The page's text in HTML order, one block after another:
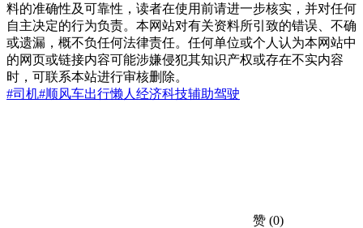
料的准确性及可靠性，读者在使用前请进一步核实，并对任何
自主决定的行为负责。本网站对有关资料所引致的错误、不确
或遗漏，概不负任何法律责任。任何单位或个人认为本网站中
的网页或链接内容可能涉嫌侵犯其知识产权或存在不实内容
时，可联系本站进行审核删除。
#司机#顺风车出行懒人经济科技辅助驾驶
赞 (0)